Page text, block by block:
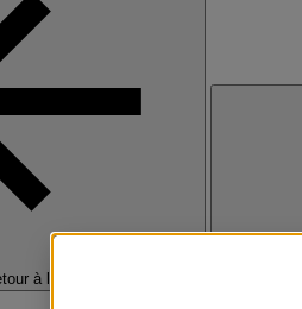
à la section précédente